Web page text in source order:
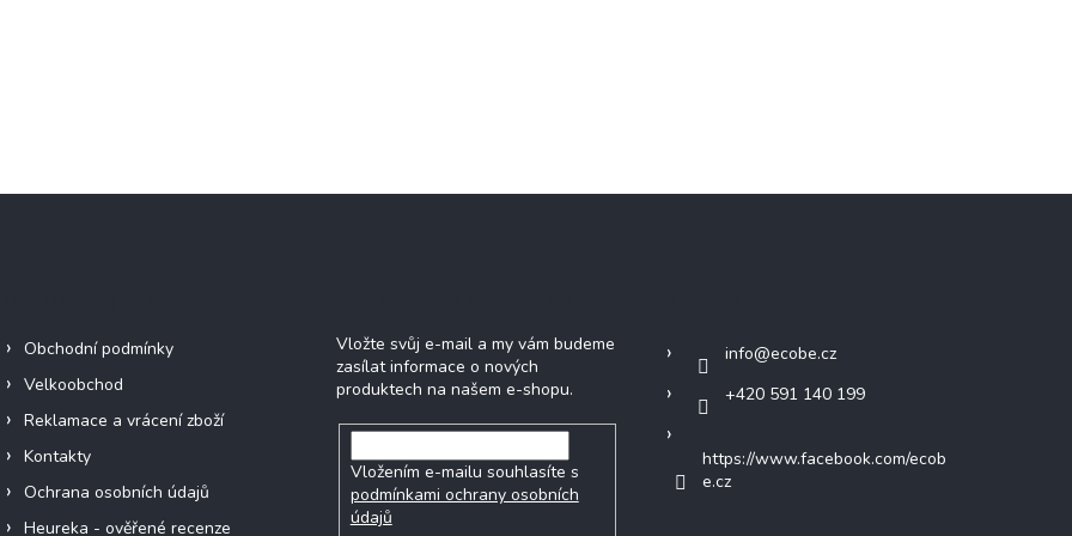
Obchodní podmínky
Velkoobchod
Reklamace a vrácení zboží
Kontakty
Ochrana osobních údajů
Heureka - ověřené recenze
Vložte svůj e-mail a my vám budeme
zasílat informace o nových
produktech na našem e-shopu.
Vložením e-mailu souhlasíte s
podmínkami ochrany osobních
údajů
info@ecobe.cz
+420 591 140 199
https://www.facebook.com/ecob
e.cz